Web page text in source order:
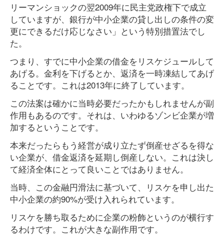
リーマンショックの翌2009年に民主党政権下で成立
していますが、銀行が中小企業の貸し出しの条件の変
更にできるだけ応じなさい」という特別措置法でし
た。
つまり、すでに中小企業の借金をリスケジュールして
あげる。金利を下げるとか、返済を一時凍結してあげ
ることです。これは2013年に終了しています。
この法案は確かに当時必要だったかもしれませんが副
作用もあるのです。それは、いわゆるゾンビ企業が増
加するということです。
本来だったらもう経営が成り立たず倒産せざるを得な
い企業が、借金返済を延期し倒産しない。これは決し
て経済全体にとって良いことではありません。
当時、この金融円滑法に基づいて、リスケを申し出た
中小企業の約90%が受け入れられています。
リスケを勝ち取るために企業の粉飾というのが横行す
るわけです。これが大きな副作用です。